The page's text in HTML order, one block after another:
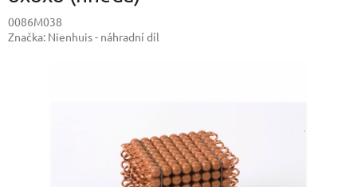
0086M038
Značka: Nienhuis - náhradní díl